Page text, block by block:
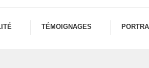
TÉMOI­GNAGES